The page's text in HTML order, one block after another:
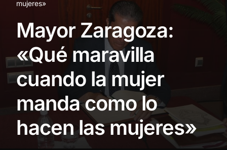
mujeres»
Mayor Zaragoza:
«Qué maravilla
cuando la mujer
manda como lo
hacen las mujeres»
Noticias
Material didáctico
Transparencia